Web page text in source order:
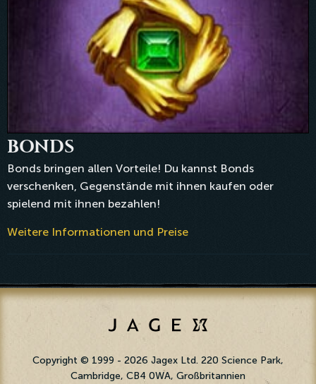
BONDS
Bonds bringen allen Vorteile! Du kannst Bonds
verschenken, Gegenstände mit ihnen kaufen oder
spielend mit ihnen bezahlen!
Weitere Informationen und Preise
Copyright © 1999 - 2026 Jagex Ltd. 220 Science Park,
Cambridge, CB4 0WA, Großbritannien